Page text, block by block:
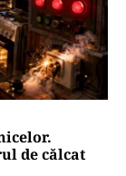
de călcat